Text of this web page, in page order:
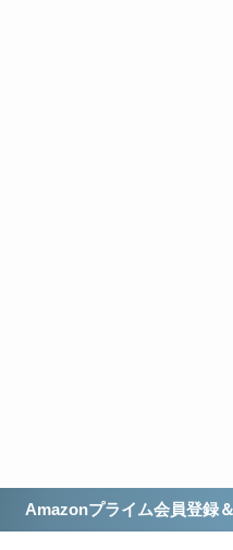
Amazonプライム会員登録